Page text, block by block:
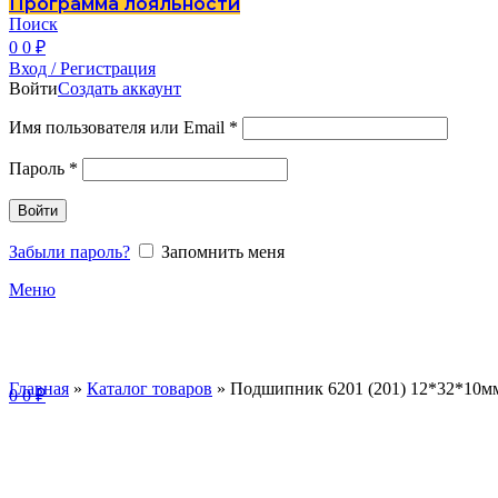
Поиск
0 0 ₽
Вход / Регистрация
ВойтиСоздать аккаунт
Имя пользователя или Email *
Пароль *
Войти
Забыли пароль?
Запомнить меня
Меню
00₽
Главная » Каталог товаров » Подшипник 6201 (201)